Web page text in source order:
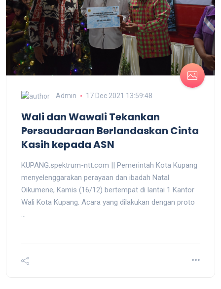
Admin 17 Dec 2021 13:59:48
Wali dan Wawali Tekankan
Persaudaraan Berlandaskan Cinta
Kasih kepada ASN
KUPANG.spektrum-ntt.com || Pemerintah Kota Kupang
menyelenggarakan perayaan dan ibadah Natal
Oikumene, Kamis (16/12) bertempat di lantai 1 Kantor
Wali Kota Kupang. Acara yang dilakukan dengan proto
...